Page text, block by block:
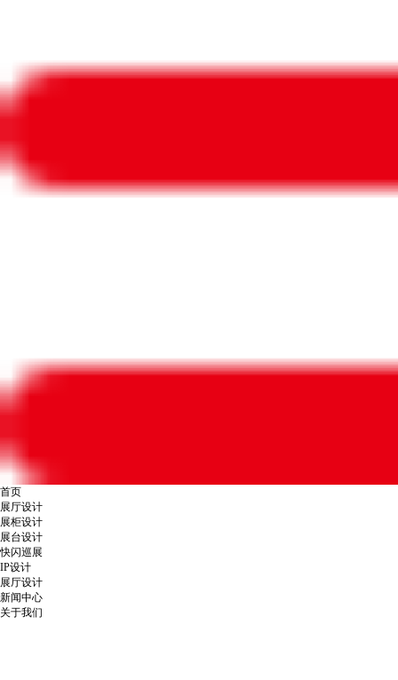
首页
展厅设计
展柜设计
展台设计
快闪巡展
IP设计
展厅设计
新闻中心
关于我们